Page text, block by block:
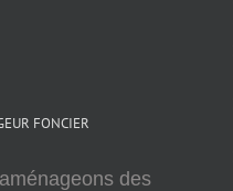
FONCIER
des